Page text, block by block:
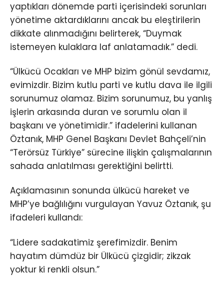
yaptıkları dönemde parti içerisindeki sorunları
yönetime aktardıklarını ancak bu eleştirilerin
dikkate alınmadığını belirterek, “Duymak
istemeyen kulaklara laf anlatamadık.” dedi.
“Ülkücü Ocakları ve MHP bizim gönül sevdamız,
evimizdir. Bizim kutlu parti ve kutlu dava ile ilgili
sorunumuz olamaz. Bizim sorunumuz, bu yanlış
işlerin arkasında duran ve sorumlu olan il
başkanı ve yönetimidir.” ifadelerini kullanan
Öztanık, MHP Genel Başkanı Devlet Bahçeli’nin
“Terörsüz Türkiye” sürecine ilişkin çalışmalarının
sahada anlatılması gerektiğini belirtti.
Açıklamasının sonunda ülkücü hareket ve
MHP’ye bağlılığını vurgulayan Yavuz Öztanık, şu
ifadeleri kullandı:
“Lidere sadakatimiz şerefimizdir. Benim
hayatım dümdüz bir Ülkücü çizgidir; zikzak
yoktur ki renkli olsun.”